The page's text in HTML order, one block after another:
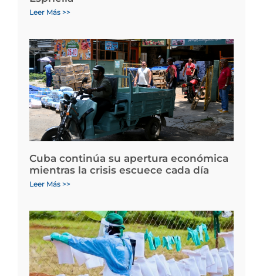
Leer Más >>
Cuba continúa su apertura económica
mientras la crisis escuece cada día
Leer Más >>